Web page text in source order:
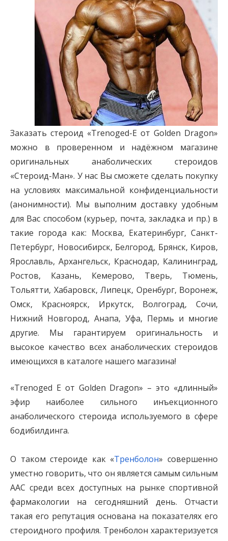
Заказать стероид «Trenoged-E от Golden Dragon»
можно в проверенном и надёжном магазине
оригинальных анаболических стероидов
«Стероид-Ман». У нас Вы сможете сделать покупку
на условиях максимальной конфиденциальности
(анонимности). Мы выполним доставку удобным
для Вас способом (курьер, почта, закладка и пр.) в
такие города как: Москва, Екатеринбург, Санкт-
Петербург, Новосибирск, Белгород, Брянск, Киров,
Ярославль, Архангельск, Краснодар, Калининград,
Ростов, Казань, Кемерово, Тверь, Тюмень,
Тольятти, Хабаровск, Липецк, Оренбург, Воронеж,
Омск, Красноярск, Иркутск, Волгоград, Сочи,
Нижний Новгород, Анапа, Уфа, Пермь и многие
другие. Мы гарантируем оригинальность и
высокое качество всех анаболических стероидов
имеющихся в каталоге нашего магазина!
«Trenoged E от Golden Dragon» – это «длинный»
эфир наиболее сильного инъекционного
анаболического стероида используемого в сфере
бодибилдинга.
О таком стероиде как «Тренболон» совершенно
уместно говорить, что он является самым сильным
AAC среди всех доступных на рынке спортивной
фармакологии на сегодняшний день. Отчасти
такая его репутация основана на показателях его
стероидного профиля. Тренболон характеризуется